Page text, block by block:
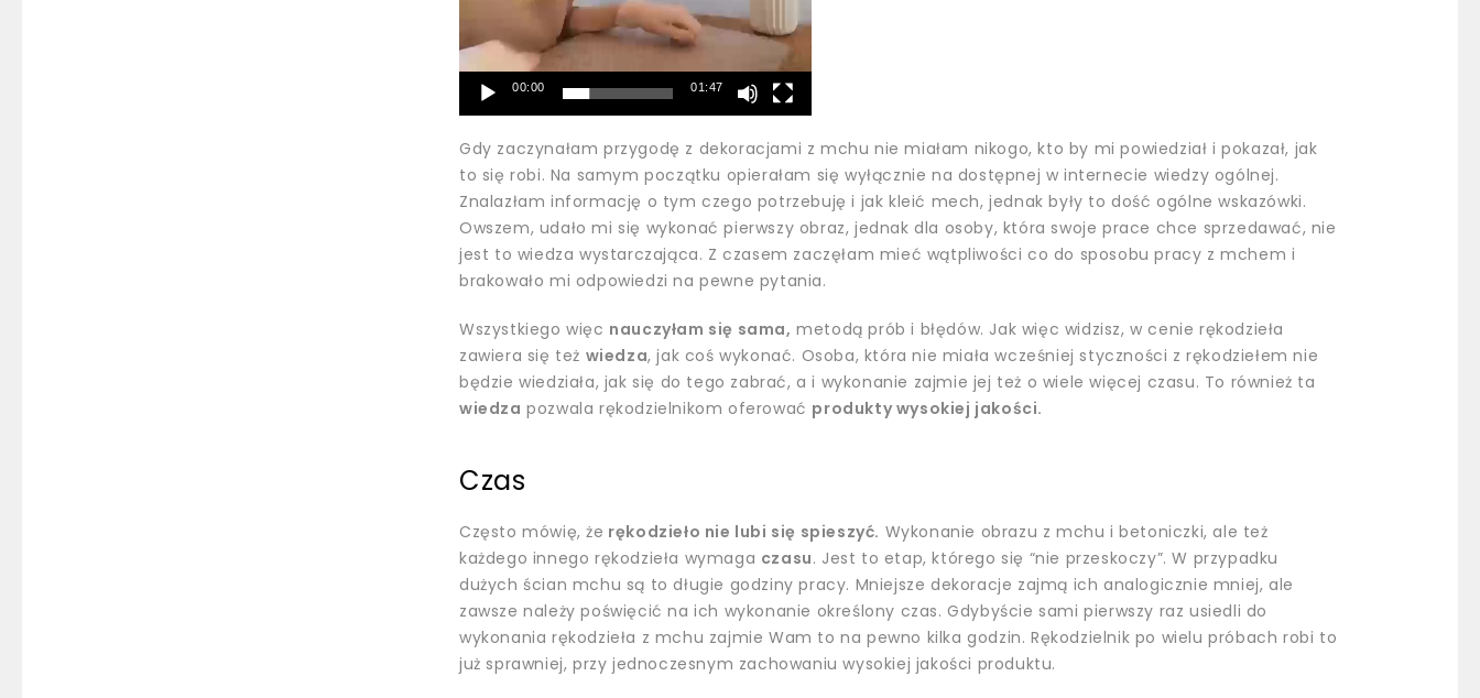
00:00 01:47
Gdy zaczynałam przygodę z dekoracjami z mchu nie miałam nikogo, kto by mi powiedział i pokazał, jak
to się robi. Na samym początku opierałam się wyłącznie na dostępnej w internecie wiedzy ogólnej.
Znalazłam informację o tym czego potrzebuję i jak kleić mech, jednak były to dość ogólne wskazówki.
Owszem, udało mi się wykonać pierwszy obraz, jednak dla osoby, która swoje prace chce sprzedawać, nie
jest to wiedza wystarczająca. Z czasem zaczęłam mieć wątpliwości co do sposobu pracy z mchem i
brakowało mi odpowiedzi na pewne pytania.
Wszystkiego więc nauczyłam się sama, metodą prób i błędów. Jak więc widzisz, w cenie rękodzieła
zawiera się też wiedza, jak coś wykonać. Osoba, która nie miała wcześniej styczności z rękodziełem nie
będzie wiedziała, jak się do tego zabrać, a i wykonanie zajmie jej też o wiele więcej czasu. To również ta
wiedza pozwala rękodzielnikom oferować produkty wysokiej jakości.
Czas
Często mówię, że rękodzieło nie lubi się spieszyć. Wykonanie obrazu z mchu i betoniczki, ale też
każdego innego rękodzieła wymaga czasu. Jest to etap, którego się “nie przeskoczy”. W przypadku
dużych ścian mchu są to długie godziny pracy. Mniejsze dekoracje zajmą ich analogicznie mniej, ale
zawsze należy poświęcić na ich wykonanie określony czas. Gdybyście sami pierwszy raz usiedli do
wykonania rękodzieła z mchu zajmie Wam to na pewno kilka godzin. Rękodzielnik po wielu próbach robi to
już sprawniej, przy jednoczesnym zachowaniu wysokiej jakości produktu.